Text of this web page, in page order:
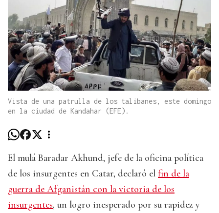
Vista de una patrulla de los talibanes, este domingo
en la ciudad de Kandahar (EFE).
El mulá Baradar Akhund, jefe de la oficina política
de los insurgentes en Catar, declaró el fin de la
guerra de Afganistán con la victoria de los
insurgentes, un logro inesperado por su rapidez y